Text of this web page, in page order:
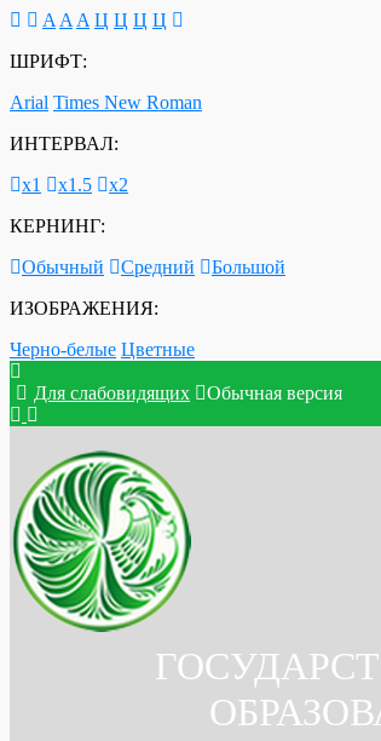
A A A Ц Ц Ц Ц
ШРИФТ:
Arial Times New Roman
ИНТЕРВАЛ:
х1
х1.5
х2
КЕРНИНГ:
Обычный
Средний
Большой
ИЗОБРАЖЕНИЯ:
Черно-белые Цветные
Для слабовидящих Обычная версия